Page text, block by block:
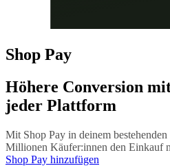
Shop Pay
Höhere Conversion
jeder Plattform
Mit Shop Pay in deinem
Millionen Käufer:innen den Einkauf
Shop Pay hinzufügen